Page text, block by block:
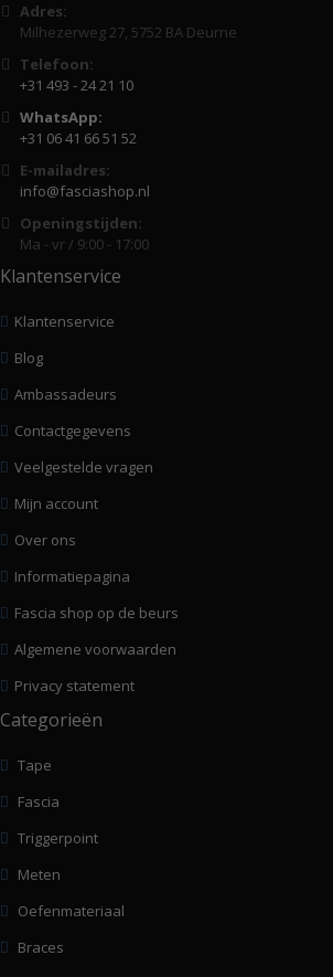
Adres:
Milhezerweg 27, 5752 BA Deurne
Telefoon:
+31 493 - 24 21 10
WhatsApp:
+31 06 41 66 51 52
E-mailadres:
info@fasciashop.nl
Openingstijden:
Ma - vr / 9:00 - 17:00
Klantenservice
Klantenservice
Blog
Ambassadeurs
Contactgegevens
Veelgestelde vragen
Mijn account
Over ons
Informatiepagina
Fascia shop op de beurs
Algemene voorwaarden
Privacy statement
Categorieën
Tape
Fascia
Triggerpoint
Meten
Oefenmateriaal
Braces